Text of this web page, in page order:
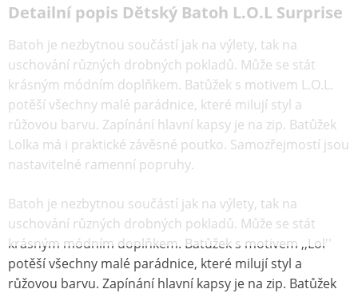
Detailní popis Dětský Batoh L.O.L Surprise
Batoh je nezbytnou součástí jak na výlety, tak na
uschování různých drobných pokladů. Může se stát
krásným módním doplňkem. Batůžek s motivem L.O.L.
potěší všechny malé parádnice, které milují styl a
růžovou barvu. Zapínání hlavní kapsy je na zip. Batůžek
Lolka má i praktické závěsné poutko. Samozřejmostí jsou
nastavitelné ramenní popruhy.
Batoh je nezbytnou součástí jak na výlety, tak na
uschování různých drobných pokladů. Může se stát
krásným módním doplňkem. Batůžek s motivem ,,Lol''
potěší všechny malé parádnice, které milují styl a
růžovou barvu. Zapínání hlavní kapsy je na zip. Batůžek